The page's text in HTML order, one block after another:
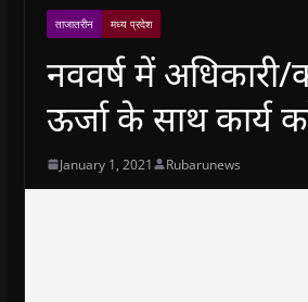
ताजातरीन मध्य प्रदेश
नववर्ष में अधिकारी/
ऊर्जा के साथ कार्य
January 1, 2021 Rubarunews